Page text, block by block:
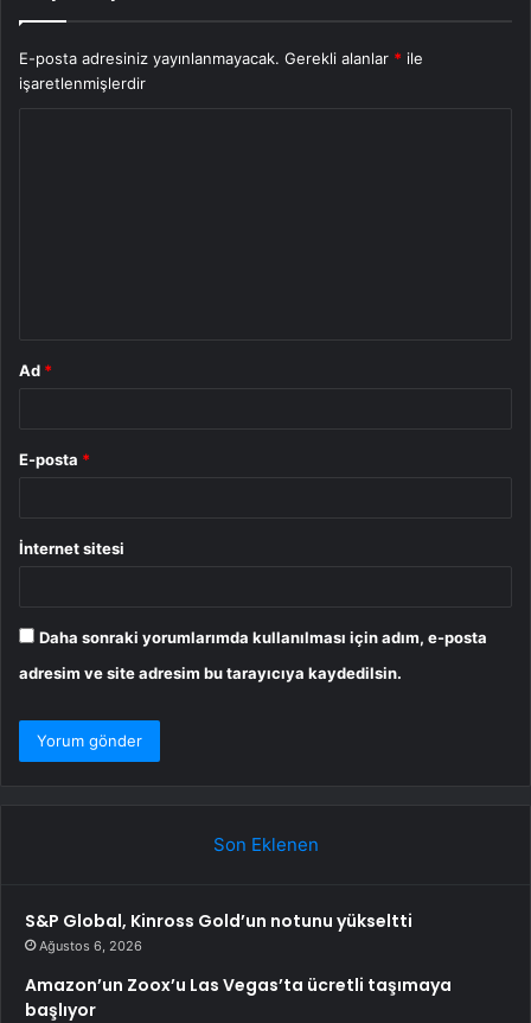
E-posta adresiniz yayınlanmayacak. Gerekli alanlar * ile
işaretlenmişlerdir
Ad *
E-posta *
İnternet sitesi
Daha sonraki yorumlarımda kullanılması için adım, e-posta
adresim ve site adresim bu tarayıcıya kaydedilsin.
Son Eklenen
S&P Global, Kinross Gold’un notunu yükseltti
Ağustos 6, 2026
Amazon’un Zoox’u Las Vegas’ta ücretli taşımaya
başlıyor